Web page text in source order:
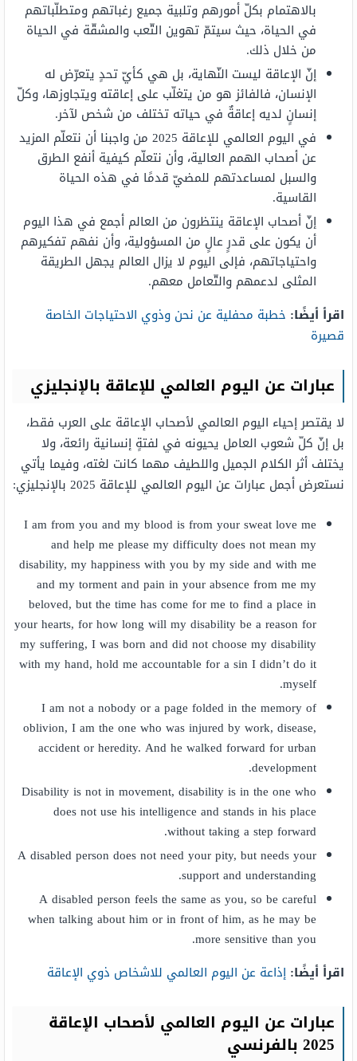
بالاهتمام بكلّ أمورهم وتلبية جميع رغباتهم ومتطلّباتهم
في الحياة، حيث سيتمّ تهوين التّعب والمشقّة في الحياة
من خلال ذلك.
إنّ الإعاقة ليست النّهاية، بل هي كأيّ تحدٍ يتعرّض له
الإنسان، فالفائز هو من يتغلّب على إعاقته ويتجاوزها، وكلّ
إنسانٍ لديه إعاقةٌ في حياته تختلف من شخص لآخر.
في اليوم العالمي للإعاقة 2025 من واجبنا أن نتعلّم المزيد
عن أصحاب الهمم العالية، وأن نتعلّم كيفية أنفع الطرق
والسبل لمساعدتهم للمضيّ قدمًا في هذه الحياة
القاسية.
إنّ أصحاب الإعاقة ينتظرون من العالم أجمع في هذا اليوم
أن يكون على قدرٍ عالٍ من المسؤولية، وأن نفهم تفكيرهم
واحتياجاتهم، فإلى اليوم لا يزال العالم يجهل الطريقة
المثلى لدعمهم والتّعامل معهم.
اقرأ أيضًا: خطبة محفلية عن نحن وذوي الاحتياجات الخاصة
قصيرة
عبارات عن اليوم العالمي للإعاقة بالإنجليزي
لا يقتصر إحياء اليوم العالمي لأصحاب الإعاقة على العرب فقط،
بل إنّ كلّ شعوب العامل يحيونه في لفتةٍ إنسانية رائعة، ولا
يختلف أثر الكلام الجميل واللطيف مهما كانت لغته، وفيما يأتي
نستعرض أجمل عبارات عن اليوم العالمي للإعاقة 2025 بالإنجليزي:
I am from you and my blood is from your sweat love me
and help me please my difficulty does not mean my
disability, my happiness with you by my side and with me
and my torment and pain in your absence from me my
beloved, but the time has come for me to find a place in
your hearts, for how long will my disability be a reason for
my suffering, I was born and did not choose my disability
with my hand, hold me accountable for a sin I didn’t do it
myself.
I am not a nobody or a page folded in the memory of
oblivion, I am the one who was injured by work, disease,
accident or heredity. And he walked forward for urban
development.
Disability is not in movement, disability is in the one who
does not use his intelligence and stands in his place
without taking a step forward.
A disabled person does not need your pity, but needs your
support and understanding.
A disabled person feels the same as you, so be careful
when talking about him or in front of him, as he may be
more sensitive than you.
اقرأ أيضًا: إذاعة عن اليوم العالمي للاشخاص ذوي الإعاقة
عبارات عن اليوم العالمي لأصحاب الإعاقة
2025 بالفرنسي